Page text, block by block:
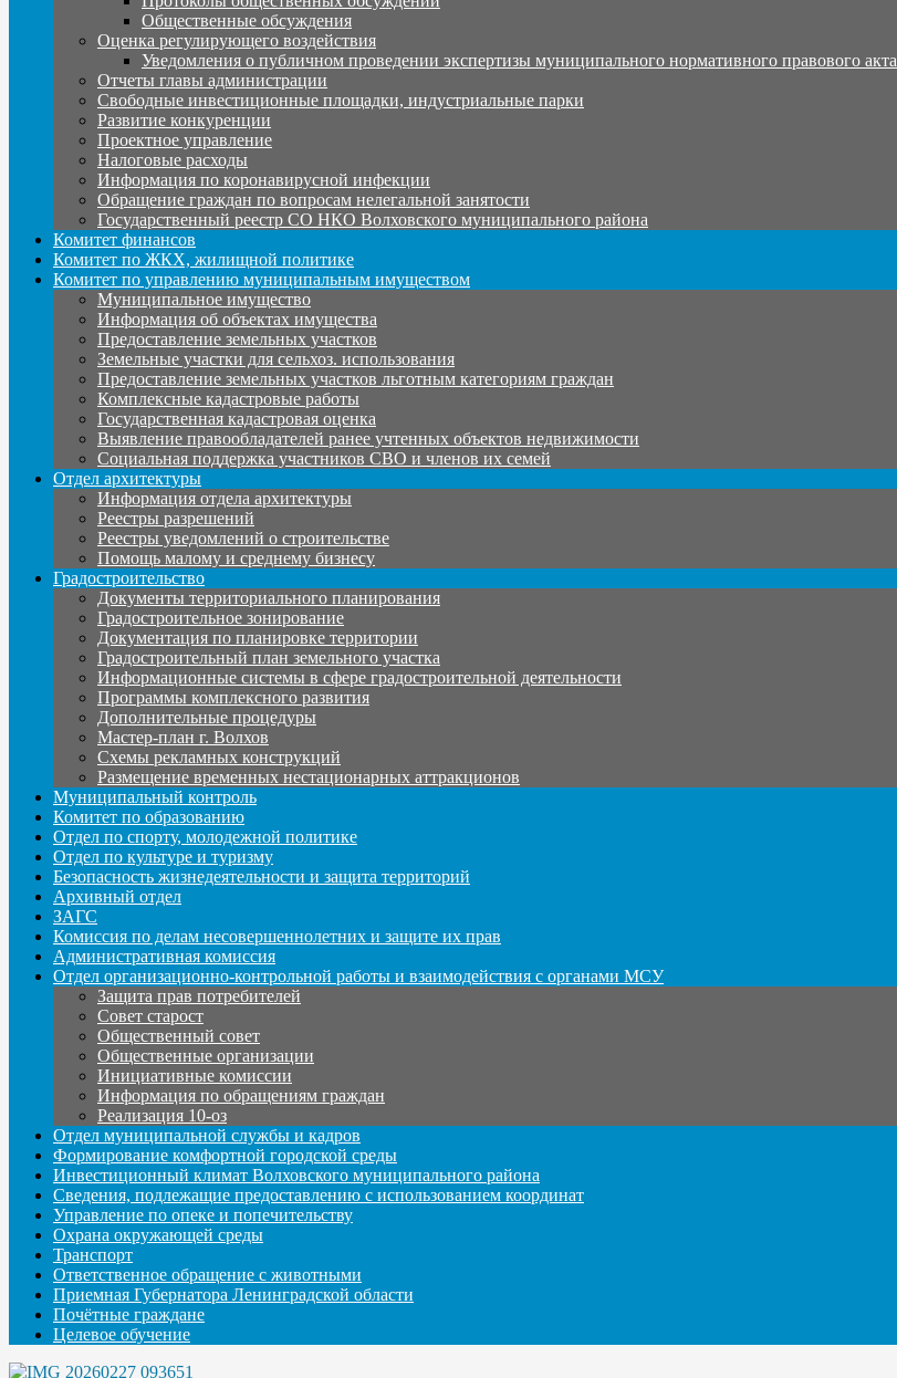
Общественные обсуждения
Оценка регулирующего воздействия
Уведомления о публичном проведении экспертизы муниципального нормативного правового акта
Отчеты главы администрации
Свободные инвестиционные площадки, индустриальные парки
Развитие конкуренции
Проектное управление
Налоговые расходы
Информация по коронавирусной инфекции
Обращение граждан по вопросам нелегальной занятости
Государственный реестр СО НКО Волховского муниципального района
Комитет финансов
Комитет по ЖКХ, жилищной политике
Комитет по управлению муниципальным имуществом
Муниципальное имущество
Информация об объектах имущества
Предоставление земельных участков
Земельные участки для сельхоз. использования
Предоставление земельных участков льготным категориям граждан
Комплексные кадастровые работы
Государственная кадастровая оценка
Выявление правообладателей ранее учтенных объектов недвижимости
Социальная поддержка участников СВО и членов их семей
Отдел архитектуры
Информация отдела архитектуры
Реестры разрешений
Реестры уведомлений о строительстве
Помощь малому и среднему бизнесу
Градостроительство
Документы территориального планирования
Градостроительное зонирование
Документация по планировке территории
Градостроительный план земельного участка
Информационные системы в сфере градостроительной деятельности
Программы комплексного развития
Дополнительные процедуры
Мастер-план г. Волхов
Схемы рекламных конструкций
Размещение временных нестационарных аттракционов
Муниципальный контроль
Комитет по образованию
Отдел по спорту, молодежной политике
Отдел по культуре и туризму
Безопасность жизнедеятельности и защита территорий
Архивный отдел
ЗАГС
Комиссия по делам несовершеннолетних и защите их прав
Административная комиссия
Отдел организационно-контрольной работы и взаимодействия с органами МСУ
Защита прав потребителей
Совет старост
Общественный совет
Общественные организации
Инициативные комиссии
Информация по обращениям граждан
Реализация 10-оз
Отдел муниципальной службы и кадров
Формирование комфортной городской среды
Инвестиционный климат Волховского муниципального района
Сведения, подлежащие предоставлению с использованием координат
Управление по опеке и попечительству
Охрана окружающей среды
Транспорт
Ответственное обращение с животными
Приемная Губернатора Ленинградской области
Почётные граждане
Целевое обучение